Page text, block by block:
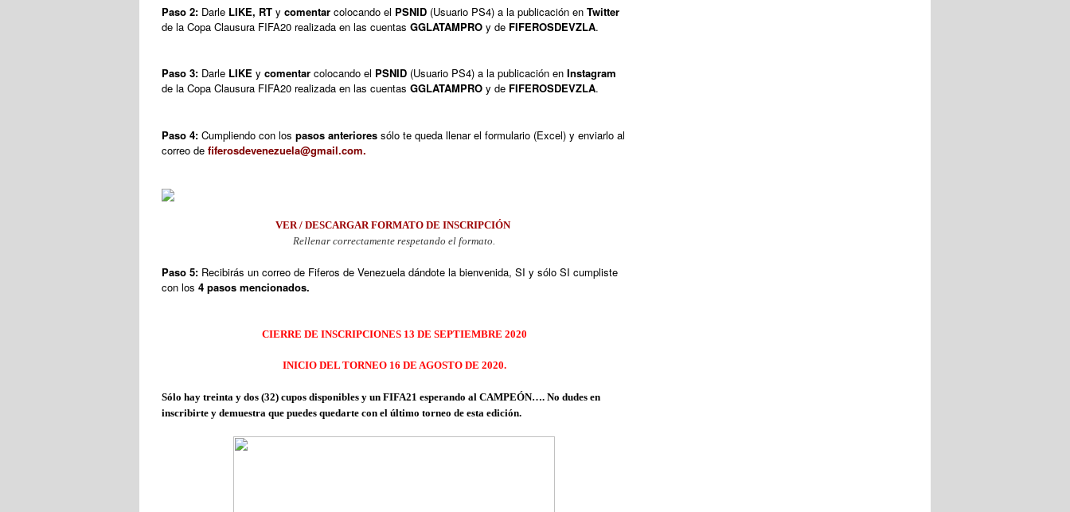
Paso 2: Darle LIKE, RT y comentar colocando el PSNID (Usuario PS4) a la publicación en Twitter
de la Copa Clausura FIFA20 realizada en las cuentas GGLATAMPRO y de FIFEROSDEVZLA.
Paso 3: Darle LIKE y comentar colocando el PSNID (Usuario PS4) a la publicación en Instagram
de la Copa Clausura FIFA20 realizada en las cuentas GGLATAMPRO y de FIFEROSDEVZLA.
Paso 4: Cumpliendo con los pasos anteriores sólo te queda llenar el formulario (Excel) y enviarlo al
correo de fiferosdevenezuela@gmail.com.
VER / DESCARGAR FORMATO DE INSCRIPCIÓN
Rellenar correctamente respetando el formato.
Paso 5: Recibirás un correo de Fiferos de Venezuela dándote la bienvenida, SI y sólo SI cumpliste
con los 4 pasos mencionados.
CIERRE DE INSCRIPCIONES 13 DE SEPTIEMBRE 2020
INICIO DEL TORNEO 16 DE AGOSTO DE 2020.
Sólo hay treinta y dos (32) cupos disponibles y un FIFA21 esperando al CAMPEÓN…. No dudes en
inscribirte y demuestra que puedes quedarte con el último torneo de esta edición.